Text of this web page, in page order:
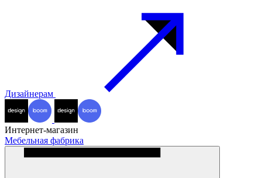
Дизайнерам
Интернет-магазин
Мебельная фабрика